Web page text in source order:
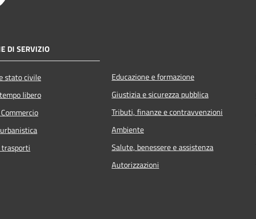
DI SERVIZIO
stato civile
libero
Educazione e formazione
Giustizia e sicurezza pubblica
Tributi, finanze e contravvenzioni
Ambiente
Salute, benessere e assistenza
Autorizzazioni